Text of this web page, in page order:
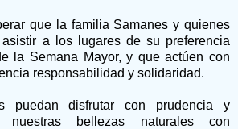
que la familia Samanes y quienes
a los lugares de su preferencia
la Semana Mayor, y que actúen con
responsabilidad y solidaridad.
puedan disfrutar con prudencia y
nuestras bellezas naturales con